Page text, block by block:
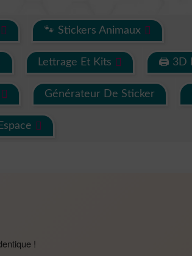
🐾 Stickers Animaux
Lettrage Et Kits 🖨 3D
Générateur De Sticker
!